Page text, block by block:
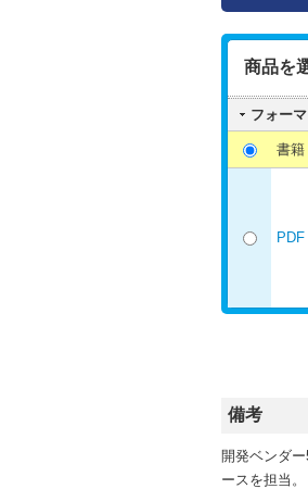
商品を
フォー
書籍
PDF
備考
開発ベンダ
ースを担当。